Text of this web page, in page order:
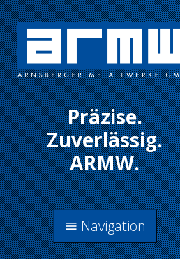
Präzise.
Zuverlässig.
ARMW.
menu Navigation